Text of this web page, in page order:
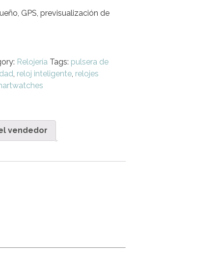
GPS, previsualización de
Relojería Tags: pulsera de
, reloj inteligente, relojes
vendedor